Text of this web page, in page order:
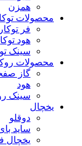
همزن
محصولات
فر توکار
هود
سینک
محصولات
گاز
هود
سینک
یخچال
دوقلو
ساید
یخچال